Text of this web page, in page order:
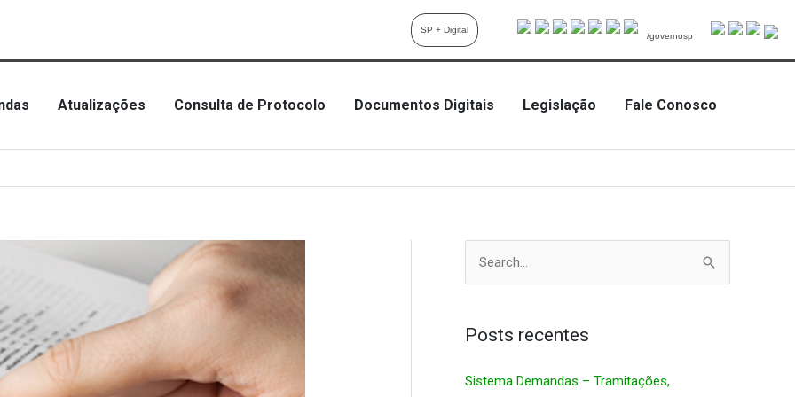
SP + Digital
/governosp
Atualizações Consulta de Protocolo Documentos Digitais Legislação Fale Conosco
q
i
Posts recentes
Sistema Demandas – Tramitações,